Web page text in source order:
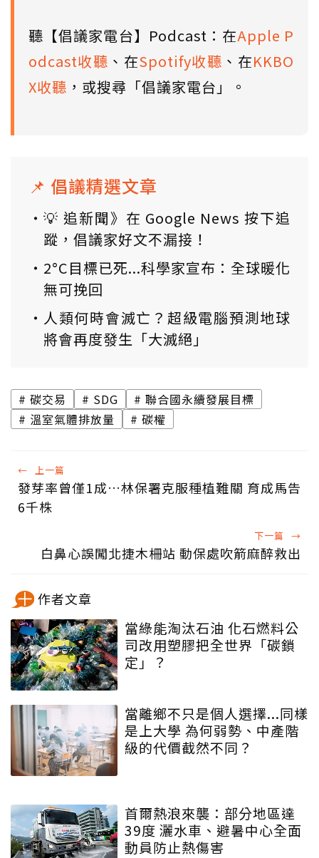
聽【倡議家電台】Podcast：在Apple P
odcast收聽 、在Spotify收聽 、在KKBO
X收聽 ，或搜尋「倡議家電台」。
📌 倡議精選文章
💡 追新聞》在 Google News 按下追
蹤，倡議家好文不漏接！
2°C目標已死...科學家宣布：全球暖化
無可挽回
人類何時會滅亡？超級電腦預測地球
將會再度發生「大滅絕」
碳交易 SDG
聯合國永續發展目標
溫室氣體排放量
碳權
← 上一篇
發芽率曾僅1成…林保署克服種植難關 育成馬告
6千株
下一篇 →
白鼻心誤闖北捷木柵站 動保處吹箭麻醉救出
作者文章
當綠能淘汰石油 化石燃料公
司改用塑膠把全世界「碳鎖
定」？
當離鄉不只是個人選擇...同樣
是上大學 為何弱勢、中產階
級的代價截然不同？
首爾熱浪來襲：部分地區達
39度 灑水車、避暑中心全面
動員防止熱傷害